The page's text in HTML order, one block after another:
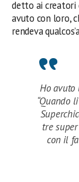
detto ai creatori
avuto con loro,
rendeva
Ho avuto
“Quando
tre
con il